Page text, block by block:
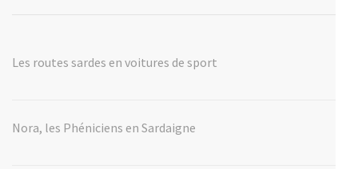
Les routes sardes en voitures de sport
Nora, les Phéniciens en Sardaigne